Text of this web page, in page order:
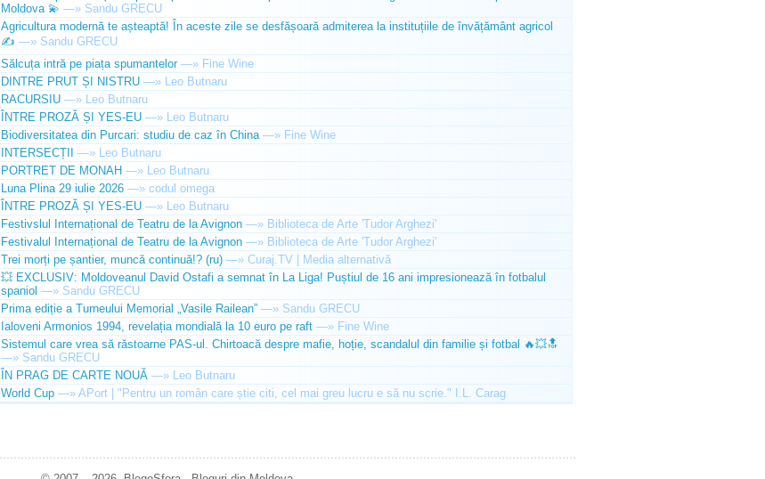
Moldova 💫 —» Sandu GRECU
Agricultura modernă te așteaptă! În aceste zile se desfășoară admiterea la instituțiile de învățământ agricol
✍️ —» Sandu GRECU
Sălcuța intră pe piața spumantelor —» Fine Wine
DINTRE PRUT ȘI NISTRU —» Leo Butnaru
RACURSIU —» Leo Butnaru
ÎNTRE PROZĂ ȘI YES-EU —» Leo Butnaru
Biodiversitatea din Purcari: studiu de caz în China —» Fine Wine
INTERSECȚII —» Leo Butnaru
PORTRET DE MONAH —» Leo Butnaru
Luna Plina 29 iulie 2026 —» codul omega
ÎNTRE PROZĂ ȘI YES-EU —» Leo Butnaru
Festivslul Internațional de Teatru de la Avignon —» Biblioteca de Arte 'Tudor Arghezi'
Festivalul Internațional de Teatru de la Avignon —» Biblioteca de Arte 'Tudor Arghezi'
Trei morți pe șantier, muncă continuă!? (ru) —» Curaj.TV | Media alternativă
💥 EXCLUSIV: Moldoveanul David Ostafi a semnat în La Liga! Puștiul de 16 ani impresionează în fotbalul
spaniol —» Sandu GRECU
Prima ediție a Turneului Memorial „Vasile Railean” —» Sandu GRECU
Ialoveni Armonios 1994, revelația mondială la 10 euro pe raft —» Fine Wine
Sistemul care vrea să răstoarne PAS-ul. Chirtoacă despre mafie, hoție, scandalul din familie și fotbal 🔥💥🔝
—» Sandu GRECU
ÎN PRAG DE CARTE NOUĂ —» Leo Butnaru
World Cup —» APort | "Pentru un român care știe citi, cel mai greu lucru e să nu scrie." I.L. Carag